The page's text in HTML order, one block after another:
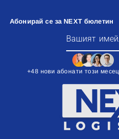
Абонирай се за NEXT бюлетин
+48 нови абонати този месец